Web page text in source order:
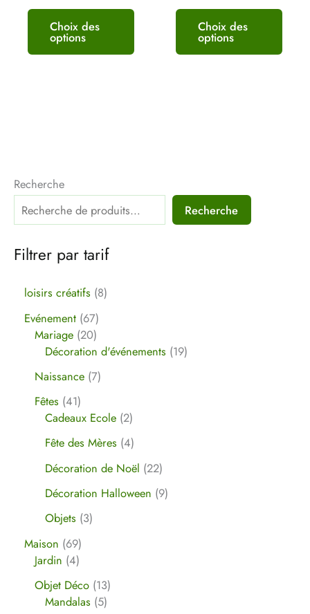
Recherche
Recherche
Filtrer par tarif
loisirs créatifs 8
Evénement 67
Mariage 20
Décoration d'événements 19
Naissance 7
Fêtes 41
Cadeaux Ecole 2
Fête des Mères 4
Décoration de Noël 22
Décoration Halloween 9
Objets 3
Maison 69
Jardin 4
Objet Déco 13
Mandalas 5
Choix des
options
du
Choix des
options
du